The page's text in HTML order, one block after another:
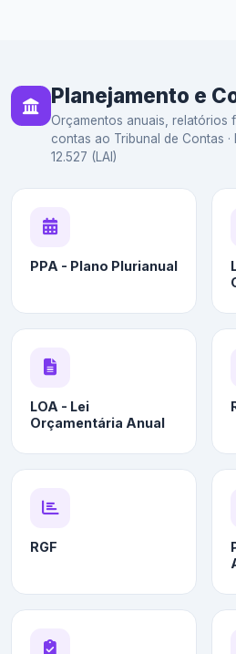
Planejamento e
Orçamentos anuais, relatórios
contas ao Tribunal de Contas ·
12.527 (LAI)
PPA - Plano Plurianual
LOA - Lei
Orçamentária Anual
RGF